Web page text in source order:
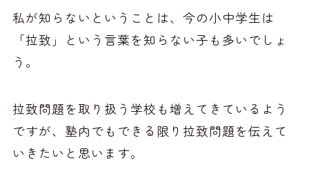
私が知らないということは、今の小中学生は
「拉致」という言葉を知らない子も多いでしょ
う。
拉致問題を取り扱う学校も増えてきているよう
ですが、塾内でもできる限り拉致問題を伝えて
いきたいと思います。